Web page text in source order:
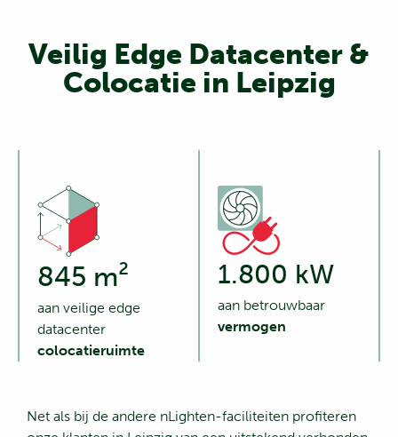
Veilig Edge Datacenter &
Colocatie in Leipzig
845 m²
aan veilige edge
datacenter
colocatieruimte
1.800 kW
aan betrouwbaar
vermogen
Net als bij de andere nLighten-faciliteiten profiteren